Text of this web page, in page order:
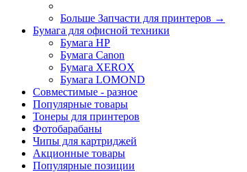
Больше Запчасти для принтеров →
Бумага для офисной техники
Бумага HP
Бумага Canon
Бумага XEROX
Бумага LOMOND
Совместимые - разное
Популярные товары
Тонеры для принтеров
Фотобарабаны
Чипы для картриджей
Акционные товары
Популярные позиции